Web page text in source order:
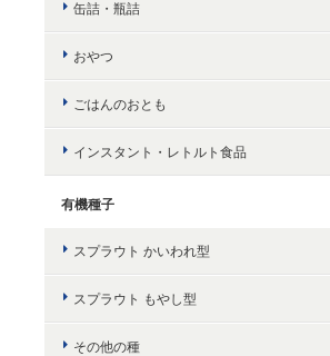
缶詰・瓶詰
おやつ
ごはんのおとも
インスタント・レトルト食品
有機種子
スプラウト かいわれ型
スプラウト もやし型
その他の種